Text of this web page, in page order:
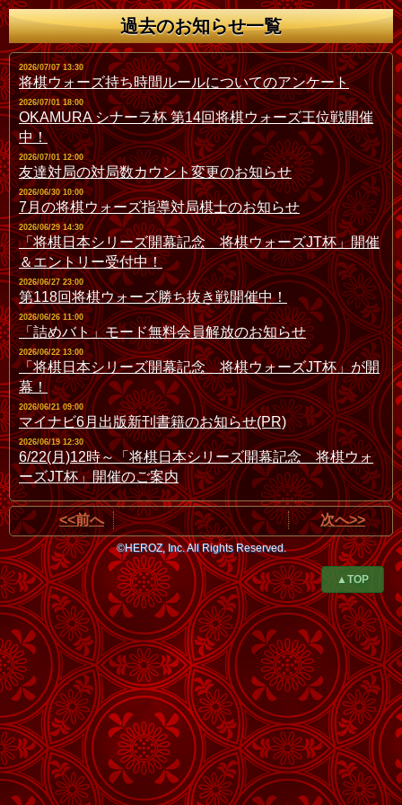
過去のお知らせ一覧
2026/07/07 13:30
将棋ウォーズ持ち時間ルールについてのアンケート
2026/07/01 18:00
OKAMURA シナーラ杯 第14回将棋ウォーズ王位戦開催
中！
2026/07/01 12:00
友達対局の対局数カウント変更のお知らせ
2026/06/30 10:00
7月の将棋ウォーズ指導対局棋士のお知らせ
2026/06/29 14:30
「将棋日本シリーズ開幕記念 将棋ウォーズJT杯」開催
＆エントリー受付中！
2026/06/27 23:00
第118回将棋ウォーズ勝ち抜き戦開催中！
2026/06/26 11:00
「詰めバト」モード無料会員解放のお知らせ
2026/06/22 13:00
「将棋日本シリーズ開幕記念 将棋ウォーズJT杯」が開
幕！
2026/06/21 09:00
マイナビ6月出版新刊書籍のお知らせ(PR)
2026/06/19 12:30
6/22(月)12時～「将棋日本シリーズ開幕記念 将棋ウォ
ーズJT杯」開催のご案内
<<前へ 次へ>>
©HEROZ, Inc. All Rights Reserved.
▲TOP